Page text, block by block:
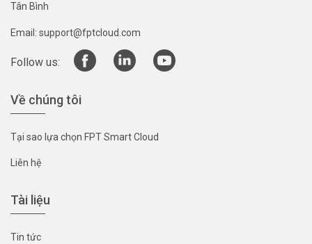
Tân Bình
Email: support@fptcloud.com
Follow us:
Về chúng tôi
Tại sao lựa chọn FPT Smart Cloud
Liên hệ
Tài liệu
Tin tức